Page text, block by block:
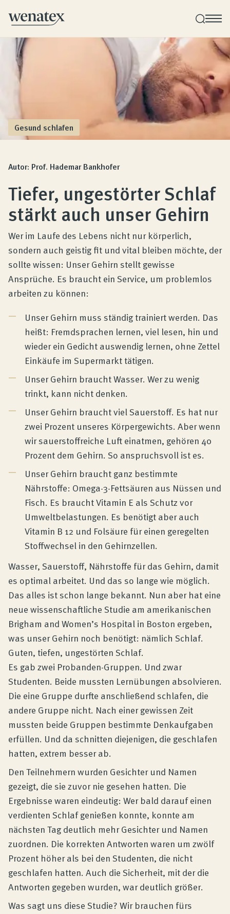
Wenatex Schlafberatung
Produktberatung zu Hause, im Store oder online!
Produkte
Qualität und Garantie
Kundenbewertungen
Produktberatung
Unternehmen
Magazin
Gesund schlafen
Autor: Prof. Hademar Bankhofer
Tiefer, ungestörter Schlaf
stärkt auch unser Gehirn
Wer im Laufe des Lebens nicht nur körperlich,
sondern auch geistig fit und vital bleiben möchte, der
sollte wissen: Unser Gehirn stellt gewisse
Ansprüche. Es braucht ein Service, um problemlos
arbeiten zu können:
Unser Gehirn muss ständig trainiert werden. Das
heißt: Fremdsprachen lernen, viel lesen, hin und
wieder ein Gedicht auswendig lernen, ohne Zettel
Einkäufe im Supermarkt tätigen.
Unser Gehirn braucht Wasser. Wer zu wenig
trinkt, kann nicht denken.
Unser Gehirn braucht viel Sauerstoff. Es hat nur
zwei Prozent unseres Körpergewichts. Aber wenn
wir sauerstoffreiche Luft einatmen, gehören 40
Prozent dem Gehirn. So anspruchsvoll ist es.
Unser Gehirn braucht ganz bestimmte
Nährstoffe: Omega-3-Fettsäuren aus Nüssen und
Fisch. Es braucht Vitamin E als Schutz vor
Umweltbelastungen. Es benötigt aber auch
Vitamin B 12 und Folsäure für einen geregelten
Stoffwechsel in den Gehirnzellen.
Wasser, Sauerstoff, Nährstoffe für das Gehirn, damit
es optimal arbeitet. Und das so lange wie möglich.
Das alles ist schon lange bekannt. Nun aber hat eine
neue wissenschaftliche Studie am amerikanischen
Brigham and Women’s Hospital in Boston ergeben,
was unser Gehirn noch benötigt: nämlich Schlaf.
Guten, tiefen, ungestörten Schlaf.
Es gab zwei Probanden-Gruppen. Und zwar
Studenten. Beide mussten Lernübungen absolvieren.
Die eine Gruppe durfte anschließend schlafen, die
andere Gruppe nicht. Nach einer gewissen Zeit
mussten beide Gruppen bestimmte Denkaufgaben
erfüllen. Und da schnitten diejenigen, die geschlafen
hatten, extrem besser ab.
Den Teilnehmern wurden Gesichter und Namen
gezeigt, die sie zuvor nie gesehen hatten. Die
Ergebnisse waren eindeutig: Wer bald darauf einen
verdienten Schlaf genießen konnte, konnte am
nächsten Tag deutlich mehr Gesichter und Namen
zuordnen. Die korrekten Antworten waren um zwölf
Prozent höher als bei den Studenten, die nicht
geschlafen hatten. Auch die Sicherheit, mit der die
Antworten gegeben wurden, war deutlich größer.
Was sagt uns diese Studie? Wir brauchen fürs